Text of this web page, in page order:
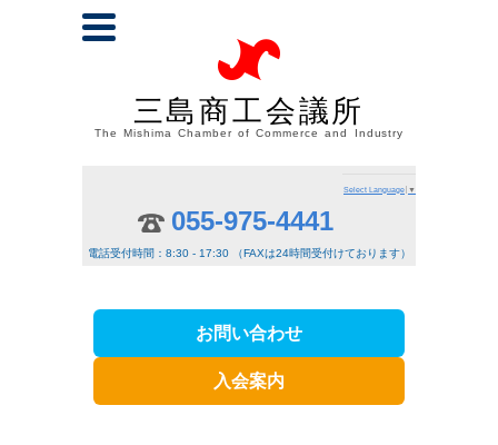
三島商工会議所
The Mishima Chamber of Commerce and Industry
Select Language ▼
055-975-4441
電話受付時間：8:30 - 17:30 （FAXは24時間受付けております）
お問い合わせ
入会案内